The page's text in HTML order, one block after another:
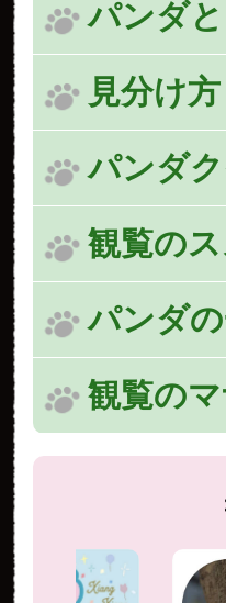
パンダ
見分け方
パンダ
観覧の
パンダの
観覧の